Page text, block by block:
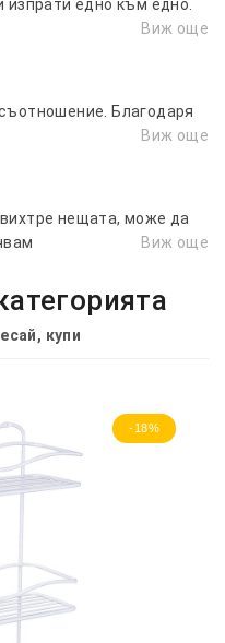
изпрати едно към едно.
Виж още
Благодаря
Виж още
нещата, може да
Виж още
купи
-18%